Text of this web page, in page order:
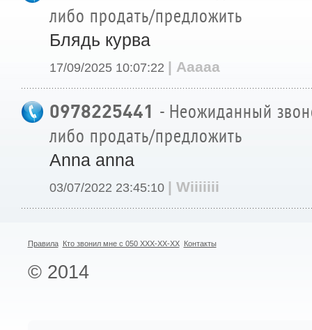
либо продать/предложить
Блядь курва
17/09/2025 10:07:22 | Ааааа
0978225441 - Неожиданный
либо продать/предложить
Anna anna
03/07/2022 23:45:10 | Wiiiiiii
Правила Кто звонил мне с 050 XXX-XX-XX Контакты
© 2014